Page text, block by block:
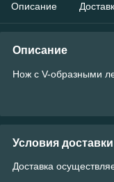
Описание
Описание
Нож с V-образными
Условия доставки
Доставка